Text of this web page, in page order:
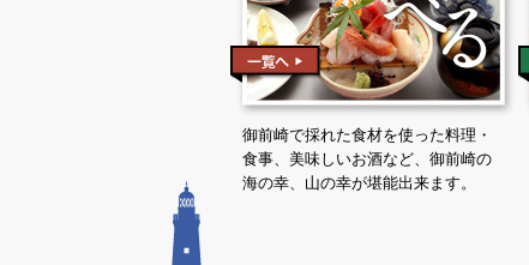
御前崎で採れた食材を使った料理・
食事、美味しいお酒など、御前崎の
海の幸、山の幸が堪能出来ます。